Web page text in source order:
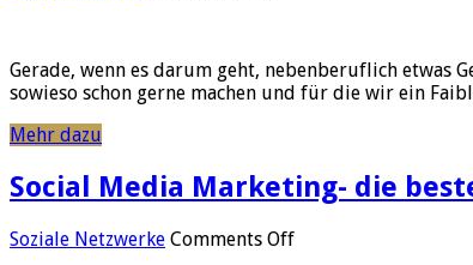
Ihren
Fotos
Geld
Gerade, wenn es darum geht, nebenberuflich etwas
sowieso schon gerne machen und für die wir ein
Mehr dazu
Social Media Marketing- die
Soziale Netzwerke Comments Offon